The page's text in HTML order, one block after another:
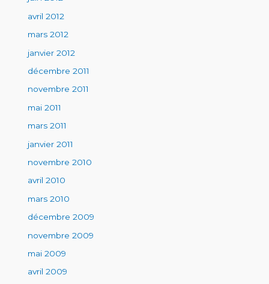
avril 2012
mars 2012
janvier 2012
décembre 2011
novembre 2011
mai 2011
mars 2011
janvier 2011
novembre 2010
avril 2010
mars 2010
décembre 2009
novembre 2009
mai 2009
avril 2009